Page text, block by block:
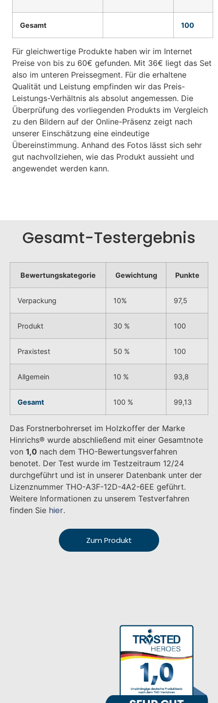
Gesamt 100
Für gleichwertige Produkte haben wir im Internet
Preise von bis zu 60€ gefunden. Mit 36€ liegt das Set
also im unteren Preissegment. Für die erhaltene
Qualität und Leistung empfinden wir das Preis-
Leistungs-Verhältnis als absolut angemessen. Die
Überprüfung des vorliegenden Produkts im Vergleich
zu den Bildern auf der Online-Präsenz zeigt nach
unserer Einschätzung eine eindeutige
Übereinstimmung. Anhand des Fotos lässt sich sehr
gut nachvollziehen, wie das Produkt aussieht und
angewendet werden kann.
Gesamt-Testergebnis
Bewertungskategorie Gewichtung Punkte
Verpackung 10% 97,5
Produkt 30 % 100
Praxistest 50 % 100
Allgemein 10 % 93,8
Gesamt 100 % 99,13
Das Forstnerbohrerset im Holzkoffer der Marke
Hinrichs® wurde abschließend mit einer Gesamtnote
von 1,0 nach dem THO-Bewertungsverfahren
benotet. Der Test wurde im Testzeitraum 12/24
durchgeführt und ist in unserer Datenbank unter der
Lizenznummer THO-A3F-12D-4A2-6EE geführt.
Weitere Informationen zu unserem Testverfahren
finden Sie hier.
Zum Produkt